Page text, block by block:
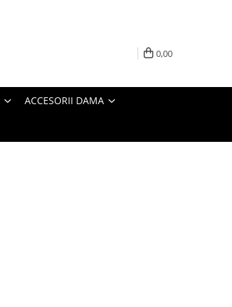
0,00
ACCESORII DAMA